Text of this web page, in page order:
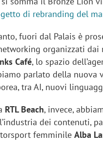
di rebranding del
fuori dal Palais è
organizzati dai
Café, lo spazio
parlato della nuova
tra AI, nuovi
RTL Beach, invece,
dei contenuti,
femminileAlba